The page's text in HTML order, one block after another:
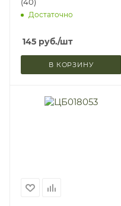
Достаточно
145 руб./шт
В КОРЗИНУ